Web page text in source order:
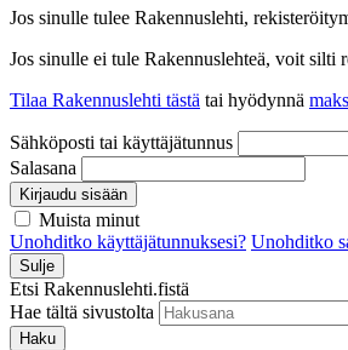
Jos sinulle tulee Rakennuslehti,
Jos sinulle ei tule Rakennuslehteä, voit
Tilaa Rakennuslehti tästä tai hyödynnä
Sähköposti tai käyttäjätunnus
Salasana
Kirjaudu sisään
Muista minut
Unohditko käyttäjätunnuksesi? Unohditko
Sulje
Etsi Rakennuslehti.fistä
Hae tältä sivustolta
Haku